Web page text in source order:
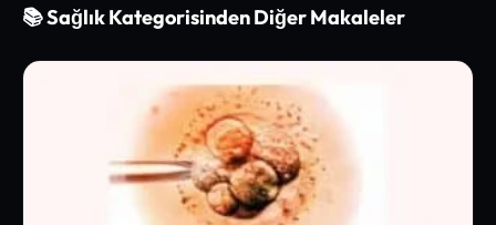
📚 Sağlık Kategorisinden Diğer Makaleler